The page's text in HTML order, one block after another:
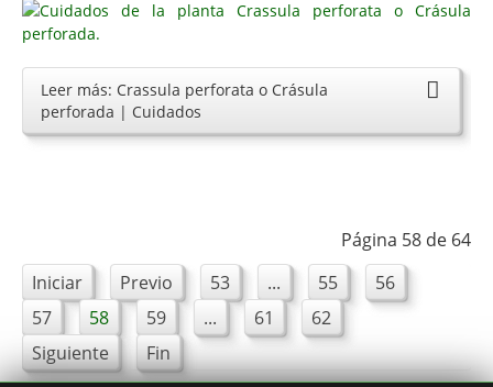
Leer más: Crassula perforata o Crásula
perforada | Cuidados
Página 58 de 64
Iniciar
Previo 53 ... 55
56
57
58 59 ... 61
62
Siguiente
Fin